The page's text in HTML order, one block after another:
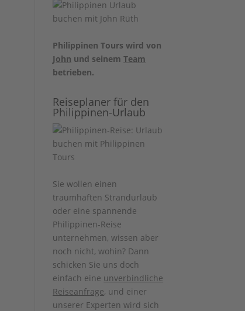
Philippinen Tours wird von
John und seinemTeam
betrieben.
Reiseplaner für den
Philippinen-Urlaub
Sie wollen einen
traumhaften Strandurlaub
oder eine spannende
Philippinen-Reise
unternehmen, wissen aber
noch nicht, wohin? Dann
schicken Sie uns doch
einfach eine unverbindliche
Reiseanfrage, und einer
unserer Experten wird sich